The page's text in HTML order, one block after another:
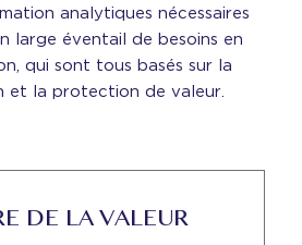
analytiques nécessaires
large éventail de besoins en
qui sont tous basés sur la
et la protection de valeur.
DE LA VALEUR